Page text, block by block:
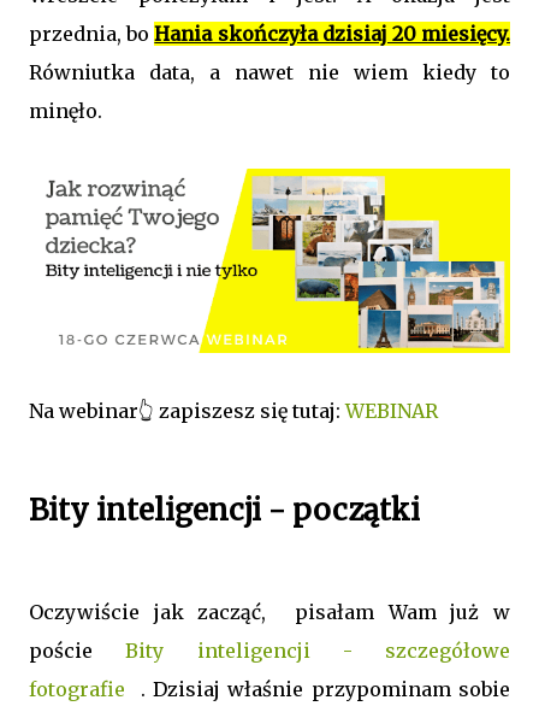
przednia, boHania skończyła dzisiaj 20 miesięcy.
Równiutka data, a nawet nie wiem kiedy to
minęło.
Na webinar👆 zapiszesz się tutaj:WEBINAR
Bity inteligencji - początki
Oczywiście jak zacząć, pisałam Wam już w
pościeBity inteligencji - szczegółowe
fotografie
. Dzisiaj właśnie przypominam sobie